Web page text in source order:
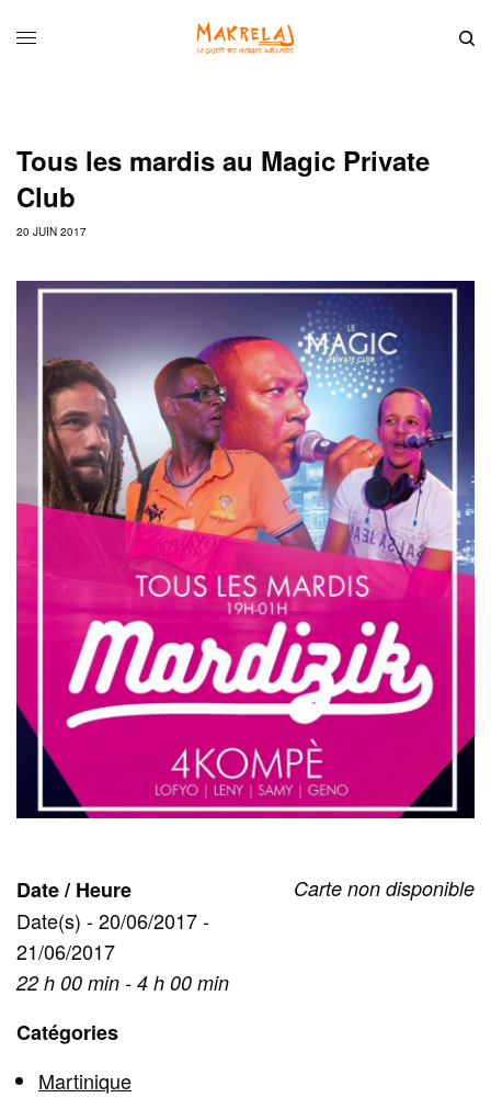
Tous les mardis au Magic Private
Club
20 JUIN 2017
Carte non disponible
Date / Heure
Date(s) - 20/06/2017 -
21/06/2017
22 h 00 min - 4 h 00 min
Catégories
Martinique